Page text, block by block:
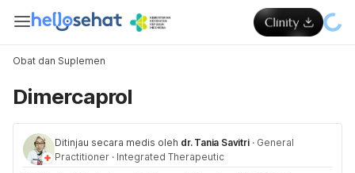
Obat dan Suplemen
Dimercaprol
Ditinjau secara medis oleh dr. Tania Savitri · General
Practitioner · Integrated Therapeutic